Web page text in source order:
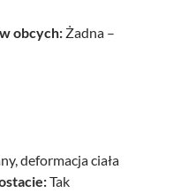
obcych: Żadna –
deformacja ciała
Tak